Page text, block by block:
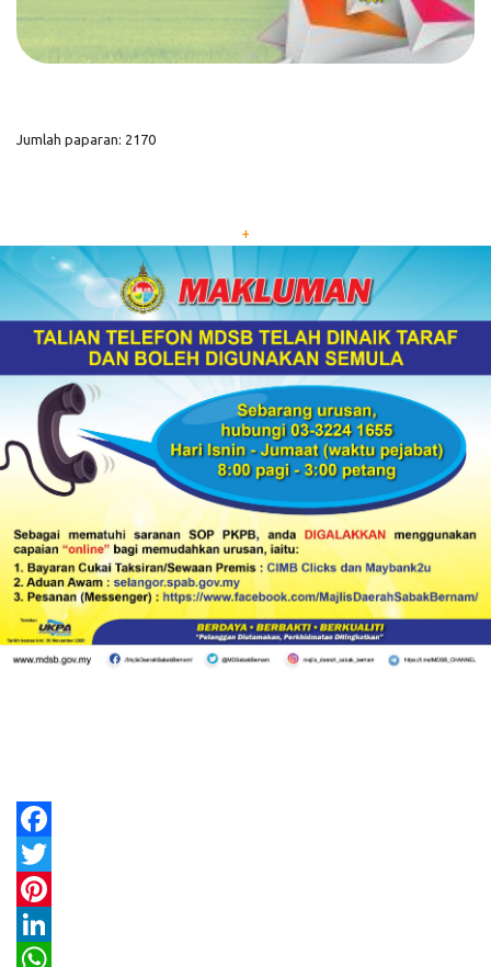
Jumlah paparan: 2170
+
Facebook
Twitter
Pinterest
LinkedIn